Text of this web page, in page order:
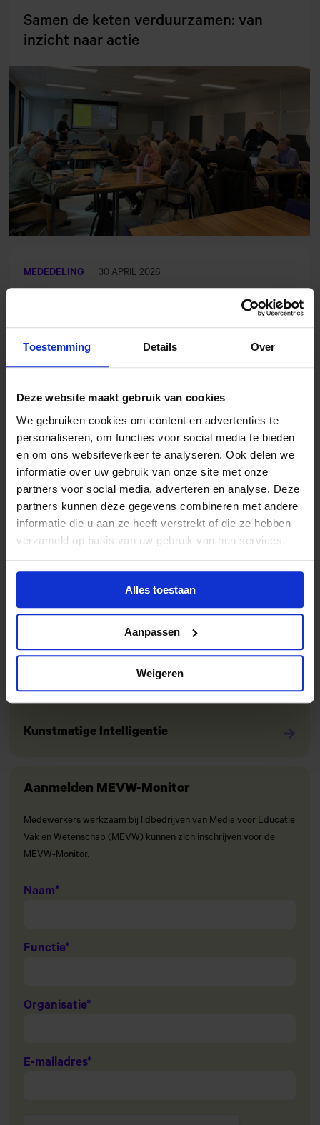
Toestemming Details Over
Deze website maakt gebruik van cookies
We gebruiken cookies om content en advertenties te
personaliseren, om functies voor social media te bieden
en om ons websiteverkeer te analyseren. Ook delen we
informatie over uw gebruik van onze site met onze
partners voor social media, adverteren en analyse. Deze
partners kunnen deze gegevens combineren met andere
informatie die u aan ze heeft verstrekt of die ze hebben
verzameld op basis van uw gebruik van hun services.
Alles toestaan
Aanpassen
Weigeren
Samen de keten verduurzamen: van
inzicht naar actie
Vergadering
MEDEDELING 30 APRIL 2026
Open Access
Samenwerken in de keten
Standaardisatie
Privacy
Cyberweerbaarheid
Toegankelijkheid
Auteursrecht
Duurzaamheid
Kunstmatige Intelligentie
Aanmelden MEVW-Monitor
Medewerkers werkzaam bij lidbedrijven van Media voor Educatie
Vak en Wetenschap (MEVW) kunnen zich inschrijven voor de
MEVW-Monitor.
Naam*
Functie*
Organisatie*
E-mailadres*